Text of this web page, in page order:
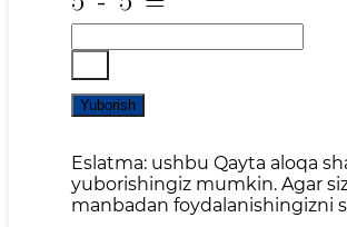
Yuborish
Eslatma: ushbu Qayta aloqa
yuborishingiz mumkin. Agar
manbadan foydalanishingizni